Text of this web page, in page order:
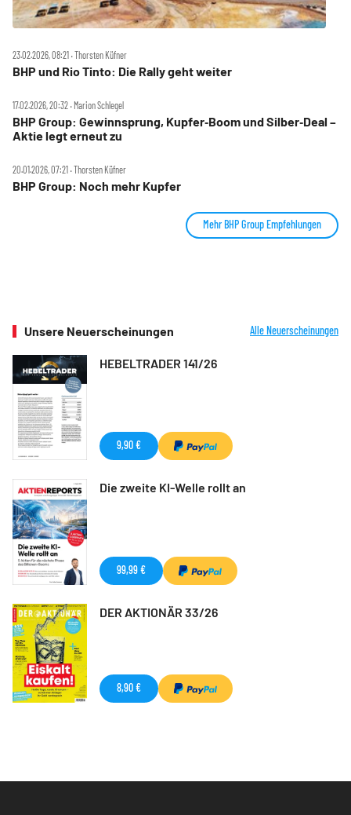
23.02.2026, 08:21 ‧ Thorsten Küfner
BHP und Rio Tinto: Die Rally geht weiter
17.02.2026, 20:32 ‧ Marion Schlegel
BHP Group: Gewinnsprung, Kupfer‑Boom und Silber‑Deal –
Aktie legt erneut zu
20.01.2026, 07:21 ‧ Thorsten Küfner
BHP Group: Noch mehr Kupfer
Mehr BHP Group Empfehlungen
Unsere Neuerscheinungen Alle Neuerscheinungen
HEBELTRADER 141/26
9,90 €
Die zweite KI-Welle rollt an
99,99 €
DER AKTIONÄR 33/26
8,90 €